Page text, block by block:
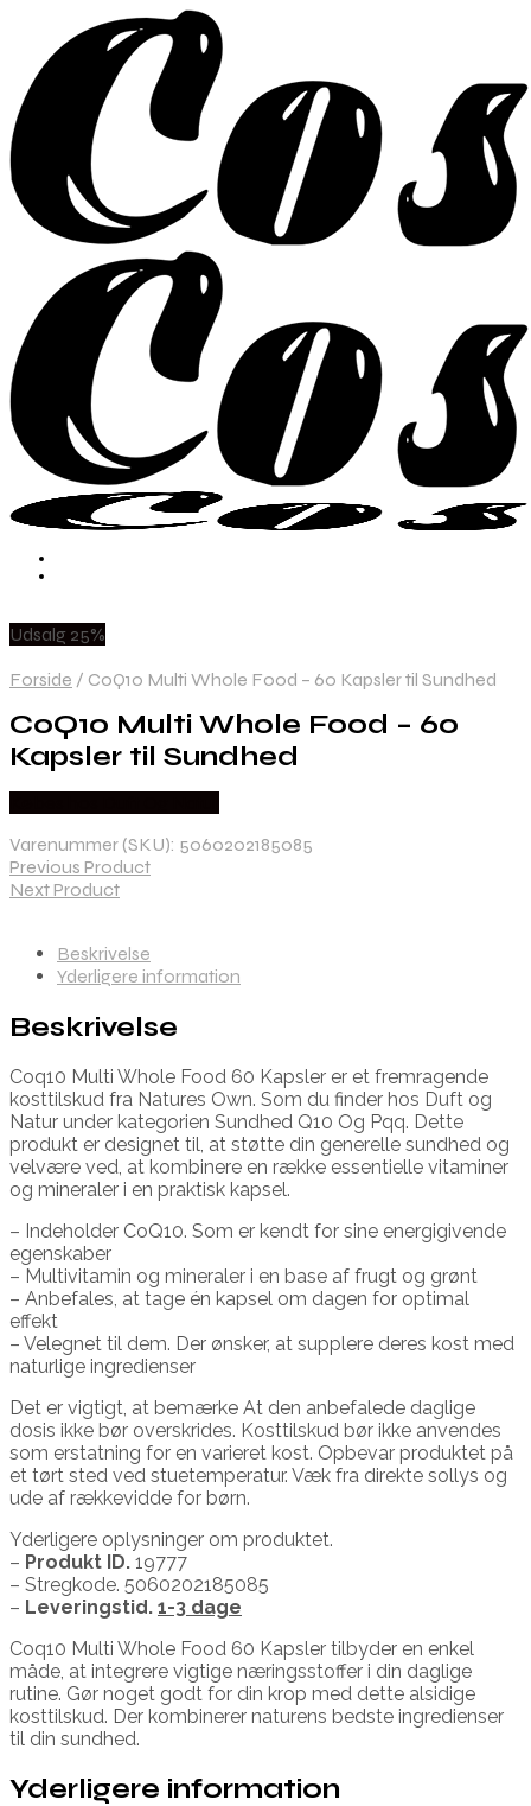
Udsalg 25%
Forside / CoQ10 Multi Whole Food – 60 Kapsler til Sundhed
CoQ10 Multi Whole Food – 60
Kapsler til Sundhed
Varenummer (SKU): 5060202185085
Previous Product
Next Product
Beskrivelse
Yderligere information
Beskrivelse
Coq10 Multi Whole Food 60 Kapsler er et fremragende
kosttilskud fra Natures Own. Som du finder hos Duft og
Natur under kategorien Sundhed Q10 Og Pqq. Dette
produkt er designet til, at støtte din generelle sundhed og
velvære ved, at kombinere en række essentielle vitaminer
og mineraler i en praktisk kapsel.
– Indeholder CoQ10. Som er kendt for sine energigivende
egenskaber
– Multivitamin og mineraler i en base af frugt og grønt
– Anbefales, at tage én kapsel om dagen for optimal
effekt
– Velegnet til dem. Der ønsker, at supplere deres kost med
naturlige ingredienser
Det er vigtigt, at bemærke At den anbefalede daglige
dosis ikke bør overskrides. Kosttilskud bør ikke anvendes
som erstatning for en varieret kost. Opbevar produktet på
et tørt sted ved stuetemperatur. Væk fra direkte sollys og
ude af rækkevidde for børn.
Yderligere oplysninger om produktet.
– Produkt ID. 19777
– Stregkode. 5060202185085
– Leveringstid. 1-3 dage
Coq10 Multi Whole Food 60 Kapsler tilbyder en enkel
måde, at integrere vigtige næringsstoffer i din daglige
rutine. Gør noget godt for din krop med dette alsidige
kosttilskud. Der kombinerer naturens bedste ingredienser
til din sundhed.
Yderligere information